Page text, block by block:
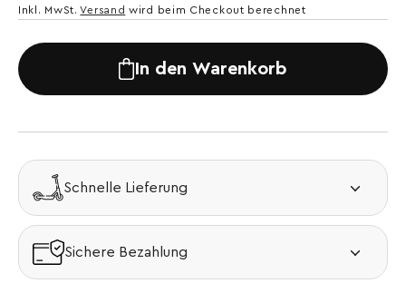
Preis
Inkl. MwSt.Versand wird beim Checkout berechnet
In den Warenkorb
Schnelle Lieferung
Sichere Bezahlung